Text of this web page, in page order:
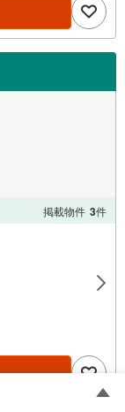
掲載物件 3件